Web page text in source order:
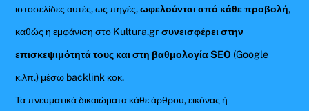
ιστοσελίδες αυτές, ως πηγές,ωφελούνται από κάθε προβολή,
καθώς η εμφάνιση στο Kultura.gr συνεισφέρει στην
επισκεψιμότητά τους και στη βαθμολογία SEO (Google
κ.λπ.) μέσω backlink κοκ.
Τα πνευματικά δικαιώματα κάθε άρθρου, εικόνας ή